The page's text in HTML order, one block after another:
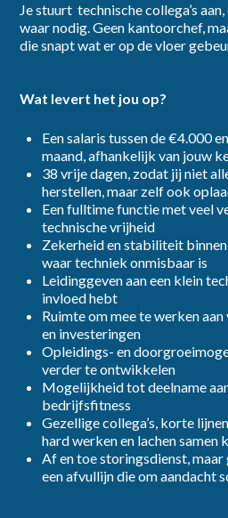
Je stuurt technische collega’s
waar nodig. Geen kantoorchef,
die snapt wat er op de vloer
Wat levert het jou op?
Een salaris tussen de €4.000
maand, afhankelijk van jouw
38 vrije dagen, zodat jij niet
herstellen, maar zelf ook
Een fulltime functie met veel
technische vrijheid
Zekerheid en stabiliteit
waar techniek onmisbaar is
Leidinggeven aan een klein
invloed hebt
Ruimte om mee te werken
en investeringen
Opleidings- en
verder te ontwikkelen
Mogelijkheid tot deelname
bedrijfsfitness
Gezellige collega’s, korte
hard werken en lachen samen
Af en toe storingsdienst,
een afvullijn die om aandacht